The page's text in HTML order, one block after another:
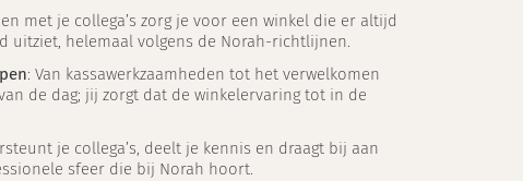
met je collega’s zorg je voor een winkel die er altijd
uitziet, helemaal volgens de Norah-richtlijnen.
: Van kassawerkzaamheden tot het verwelkomen
de dag; jij zorgt dat de winkelervaring tot in de
je collega’s, deelt je kennis en draagt bij aan
sfeer die bij Norah hoort.